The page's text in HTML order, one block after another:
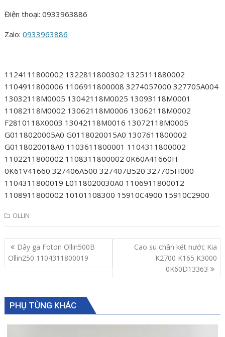
Điện thoại: 0933963886
Zalo:0933963886
1124111800002 1322811800302 1325111880002
1104911800006 1106911800008 3274057000 327705A004
13032118M0005 13042118M0025 13093118M0001
11082118M0002 13062118M0006 13062118M0002
F2810118X0003 13042118M0016 13072118M0005
G0118020005A0 G0118020015A0 1307611800002
G0118020018A0 1103611800001 1104311800002
1102211800002 1108311800002 0K60A41660H
0K61V41660 327406A500 327407B520 327705H000
1104311800019 L0118020030A0 1106911800012
1108911800002 10101108300 15910C4900 15910C2900
OLLIN
Post
navigation
Dây ga Foton Ollin500B
Ollin250 1104311800019
Cao su chân két nước Kia
K2700 K165 K3000
0K60D13363
PHỤ TÙNG KHÁC